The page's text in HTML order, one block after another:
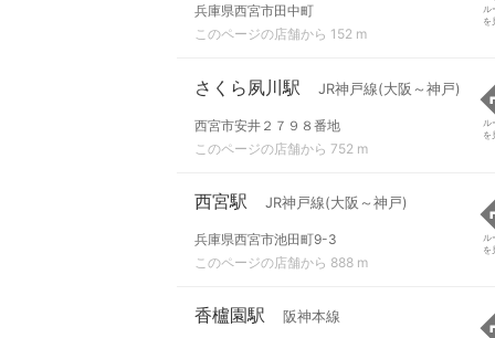
兵庫県西宮市田中町
このページの店舗から 152 m
ル
を
さくら夙川駅 JR神戸線(大阪～神戸)
西宮市安井２７９８番地
このページの店舗から 752 m
ル
を
西宮駅 JR神戸線(大阪～神戸)
兵庫県西宮市池田町9-3
このページの店舗から 888 m
ル
を
香櫨園駅 阪神本線